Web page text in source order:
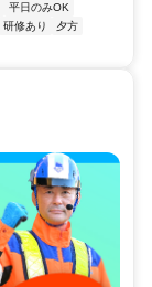
平日のみOK
研修あり
夕方